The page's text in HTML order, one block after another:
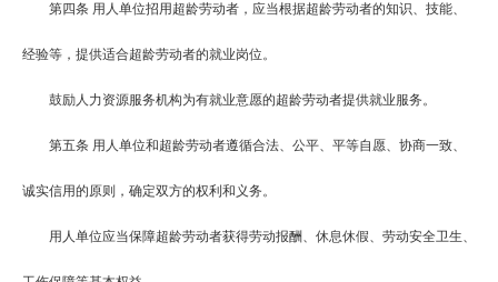
第四条 用人单位招用超龄劳动者，应当根据超龄劳动者的知识、技能、
经验等，提供适合超龄劳动者的就业岗位。
鼓励人力资源服务机构为有就业意愿的超龄劳动者提供就业服务。
第五条 用人单位和超龄劳动者遵循合法、公平、平等自愿、协商一致、
诚实信用的原则，确定双方的权利和义务。
用人单位应当保障超龄劳动者获得劳动报酬、休息休假、劳动安全卫生、